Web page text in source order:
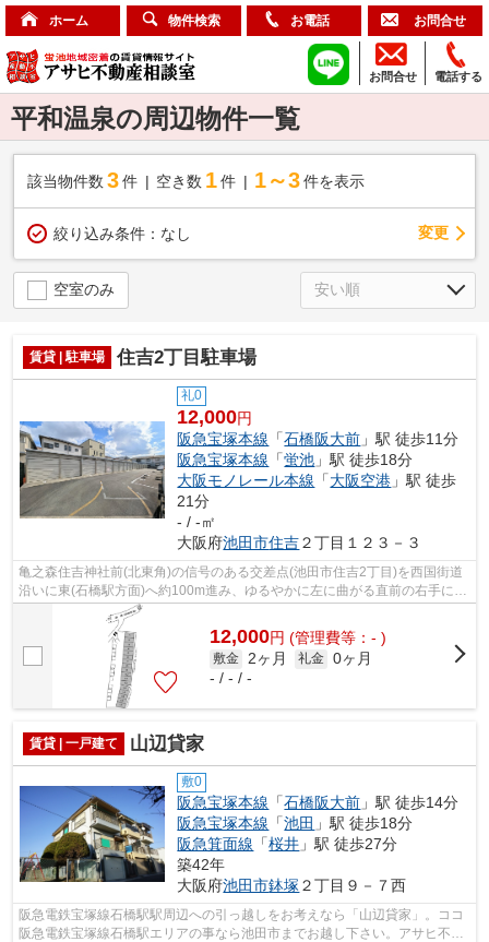
ホーム 物件検索 お電話 お問合せ
電話する
お問合せ
平和温泉の周辺物件一覧
該当物件数 3件 空き数 1 件 1～3 件を表示
絞り込み条件： なし 変更
空室のみ
賃貸 | 駐車場 住吉2丁目駐車場
礼0
12,000円
阪急宝塚本線 「石橋阪大前 」駅 徒歩11分
阪急宝塚本線 「蛍池 」駅 徒歩18分
大阪モノレール本線 「大阪空港 」駅 徒歩
21分
- / -㎡
大阪府池田市住吉２丁目１２３－３
亀之森住吉神社前(北東角)の信号のある交差点(池田市住吉2丁目)を西国街道
沿いに東(石橋駅方面)へ約100m進み、ゆるやかに左に曲がる直前の右手にあ
ります。整備が整った駐車場です。「...
12,000円 (管理費等：- )
敷金 2ヶ月 礼金 0ヶ月
- / - / -
賃貸 | 一戸建て 山辺貸家
敷0
阪急宝塚本線 「石橋阪大前 」駅 徒歩14分
阪急宝塚本線 「池田 」駅 徒歩18分
阪急箕面線 「桜井 」駅 徒歩27分
築42年
大阪府池田市鉢塚 ２丁目９－７西
阪急電鉄宝塚線石橋駅駅周辺への引っ越しをお考えなら「山辺貸家」。ココ
阪急電鉄宝塚線石橋駅エリアの事なら池田市までお越し下さい。アサヒ不動